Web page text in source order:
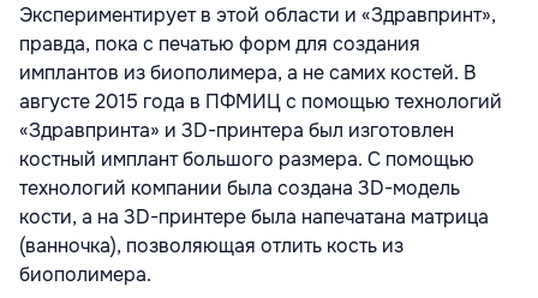
Экспериментирует в этой области и «Здравпринт»,
правда, пока с печатью форм для создания
имплантов из биополимера, а не самих костей. В
августе 2015 года в ПФМИЦ с помощью технологий
«Здравпринта» и 3D-принтера был изготовлен
костный имплант большого размера. С помощью
технологий компании была создана 3D-модель
кости, а на 3D-принтере была напечатана матрица
(ванночка), позволяющая отлить кость из
биополимера.